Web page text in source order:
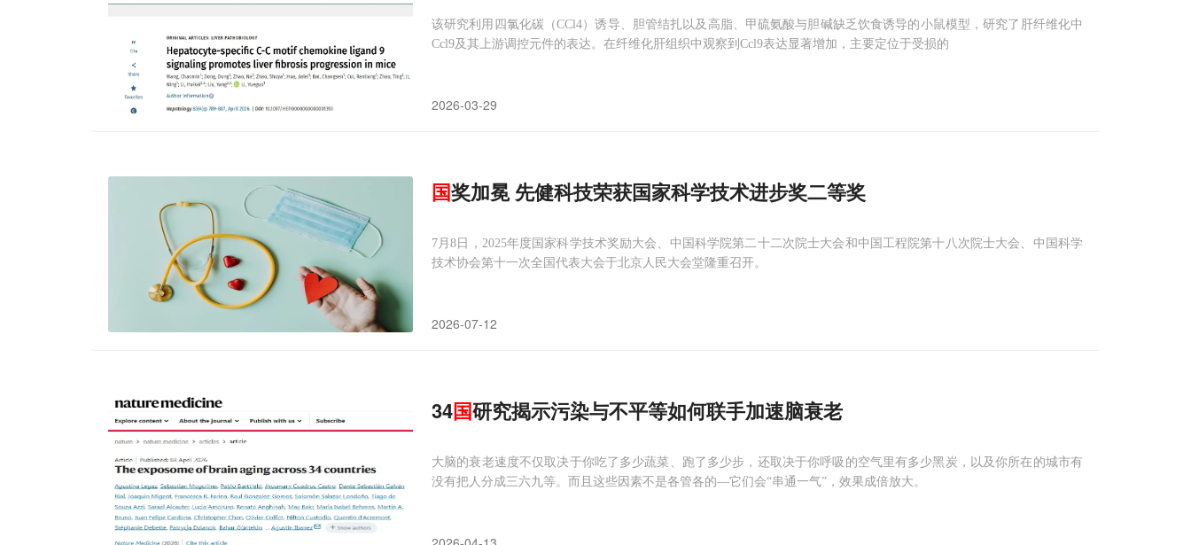
该研究利用四氯化碳（CCl4）诱导、胆管结扎以及高脂、甲硫氨酸与胆碱缺乏饮食诱导的小鼠模型，研究了肝纤维化中
Ccl9及其上游调控元件的表达。在纤维化肝组织中观察到Ccl9表达显著增加，主要定位于受损的
2026-03-29
国奖加冕 先健科技荣获国家科学技术进步奖二等奖
7月8日，2025年度国家科学技术奖励大会、中国科学院第二十二次院士大会和中国工程院第十八次院士大会、中国科学
技术协会第十一次全国代表大会于北京人民大会堂隆重召开。
2026-07-12
34国研究揭示污染与不平等如何联手加速脑衰老
大脑的衰老速度不仅取决于你吃了多少蔬菜、跑了多少步，还取决于你呼吸的空气里有多少黑炭，以及你所在的城市有
没有把人分成三六九等。而且这些因素不是各管各的—它们会“串通一气”，效果成倍放大。